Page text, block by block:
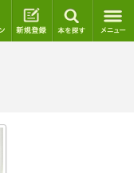
ログイン 新規登録